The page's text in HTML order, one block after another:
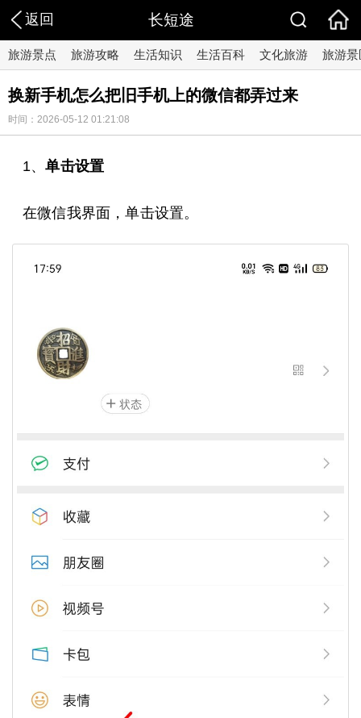
返回 长短途
旅游景点 旅游攻略 生活知识 生活百科 文化旅游 旅游景
换新手机怎么把旧手机上的微信都弄过来
时间：2026-05-12 01:21:08
1、单击设置
在微信我界面，单击设置。